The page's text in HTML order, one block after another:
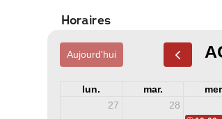
Horaires